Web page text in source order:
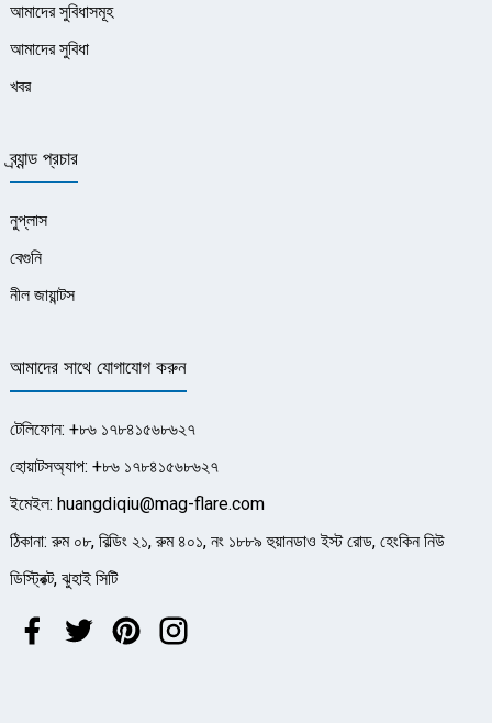
আমাদের সুবিধাসমূহ
আমাদের সুবিধা
খবর
ব্র্যান্ড প্রচার
নুপ্লাস
বেগুনি
নীল জায়ান্টস
আমাদের সাথে যোগাযোগ করুন
টেলিফোন: +৮৬ ১৭৮৪১৫৬৮৬২৭
হোয়াটসঅ্যাপ: +৮৬ ১৭৮৪১৫৬৮৬২৭
ইমেইল: huangdiqiu@mag-flare.com
ঠিকানা: রুম ০৮, বিল্ডিং ২১, রুম ৪০১, নং ১৮৮৯ হুয়ানডাও ইস্ট রোড, হেংকিন নিউ
ডিস্ট্রিক্ট, ঝুহাই সিটি